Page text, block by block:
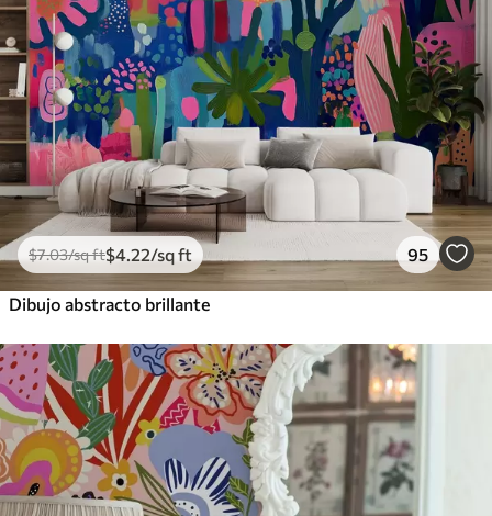
$7.03/sq ft$4 .22/sq ft 95
Dibujo abstracto brillante